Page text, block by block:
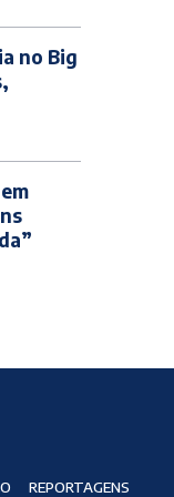
no Big
REPORTAGENS